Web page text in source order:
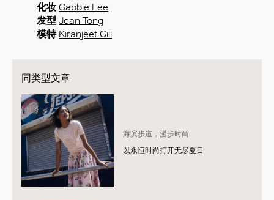
化妆 Gabbie Lee
发型 Jean Tong
模特 Kiranjeet Gill
同类型文章
海滨步道，漫步时尚
以永恒时尚打开无尽夏日